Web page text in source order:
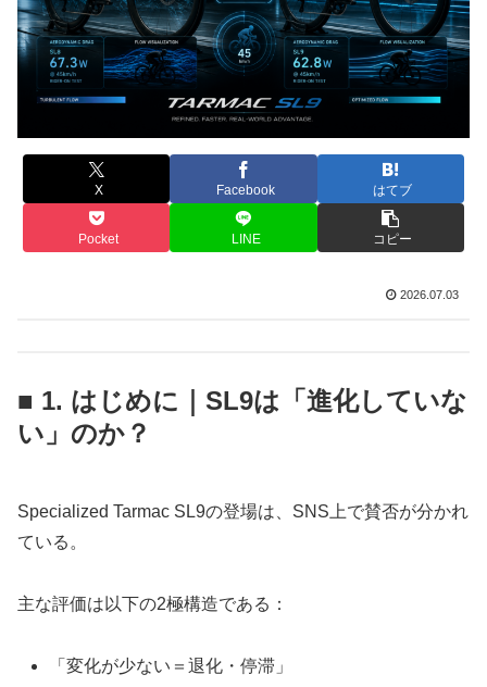
X Facebook はてブ
Pocket LINE コピー
2026.07.03
■ 1. はじめに｜SL9は「進化していな
い」のか？
Specialized Tarmac SL9の登場は、SNS上で賛否が分かれ
ている。
主な評価は以下の2極構造である：
「変化が少ない＝退化・停滞」